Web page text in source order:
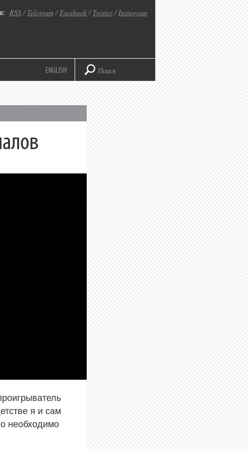
RSS/ Telegram/Facebook/ Twitter/Instagram
ENGLISH
я и сам
необходимо